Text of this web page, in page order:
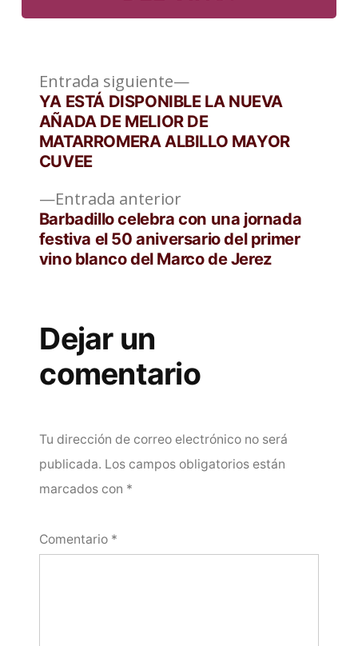
Navegación
de
entradas
Entrada anteriorEntrada
anterior:
Barbadillo celebra con una jornada
festiva el 50 aniversario del primer
vino blanco del Marco de Jerez
Entrada siguiente
Entrada
siguiente:
YA ESTÁ DISPONIBLE LA NUEVA
AÑADA DE MELIOR DE
MATARROMERA ALBILLO MAYOR
CUVEE
Dejar un
comentario
Tu dirección de correo electrónico no será
publicada. Los campos obligatorios están
marcados con *
Comentario *